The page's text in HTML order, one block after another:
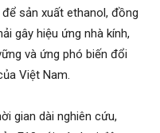
sản xuất ethanol, đồng
gây hiệu ứng nhà kính,
và ứng phó biến đổi
Việt Nam.
gian dài nghiên cứu,